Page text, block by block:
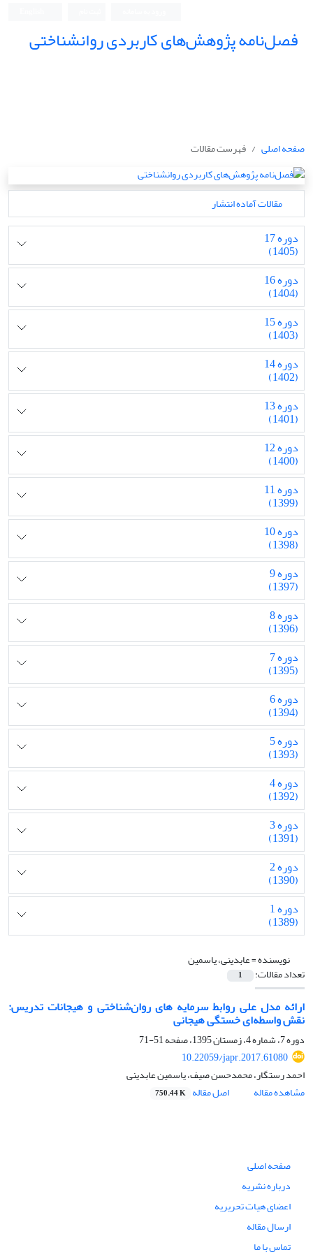
فصل‌نامه پژوهش‌های کاربردی روانشناختی
صفحه اصلی فهرست مقالات
مقالات آماده انتشار
دوره 17
(1405)
دوره 16
(1404)
دوره 15
(1403)
دوره 14
(1402)
دوره 13
(1401)
دوره 12
(1400)
دوره 11
(1399)
دوره 10
(1398)
دوره 9
(1397)
دوره 8
(1396)
دوره 7
(1395)
دوره 6
(1394)
دوره 5
(1393)
دوره 4
(1392)
دوره 3
(1391)
دوره 2
(1390)
دوره 1
(1389)
نویسنده =عابدینی، یاسمین
تعداد مقالات: 1
ارائه مدل علی روابط سرمایه های روان‌شناختی و هیجانات تدریس:
نقش واسطه‌ای خستگی هیجانی
دوره 7، شماره 4، زمستان 1395، صفحه
51-71
10.22059/japr.2017.61080
احمد رستگار، محمدحسن صیف، یاسمین عابدینی
مشاهده مقاله
اصل مقاله 750.44 K
صفحه اصلی
درباره نشریه
اعضای هیات تحریریه
ارسال مقاله
تماس با ما